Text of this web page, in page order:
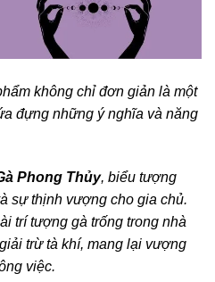
không chỉ đơn giản là một
đựng những ý nghĩa và năng
Phong Thủy, biểu tượng
sự thịnh vượng cho gia chủ.
trí tượng gà trống trong nhà
trừ tà khí, mang lại vượng
việc.